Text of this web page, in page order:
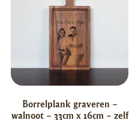
Borrelplank graveren –
walnoot – 33cm x 16cm – zelf